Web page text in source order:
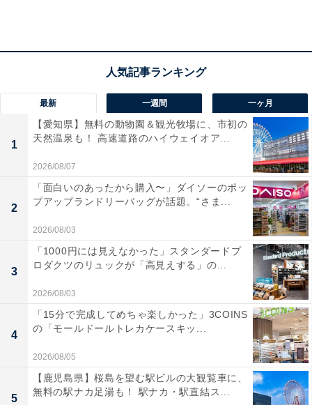
ウールブレンドダッフルコート（ユニクロ 1万4900円）※一部店舗取り扱
い商品
「人の心は色に反応する」という言葉の通り、カラフル
な色は着ている本人のみならず、周りの人の心に影響を
与えます。だからこそ、色物は「同性のみならず男性か
らも評価されやすい」のです。
一般的に冬のアウターといえば、黒・紺・茶など無難な
ダークカラーに落ち着きやすいのではないでしょうか。
もちろん、ベーシックなアウターは基本ですが、バリエ
ーションとして「気分を明るくするカラフルな色をユニ
クロ価格で手に入れる」という意味でランクイン。
最新 一週間 一ヶ月
1
【愛知県】無料の動物園＆観光牧場に、市初の
天然温泉も！ 高速道路のハイウェイオア...
2026/08/07
2
「面白いのあったから購入〜」ダイソーのポッ
プアップランドリーバッグが話題。“さま...
2026/08/03
3
「1000円には見えなかった」スタンダードプ
ロダクツのリュックが「高見えする」の...
2026/08/03
4
「15分で完成してめちゃ楽しかった」3COINS
の「モールドールトレカケースキッ...
2026/08/05
5
【鹿児島県】桜島を望む駅ビルの大観覧車に、
無料の駅ナカ足湯も！ 駅ナカ・駅直結ス...